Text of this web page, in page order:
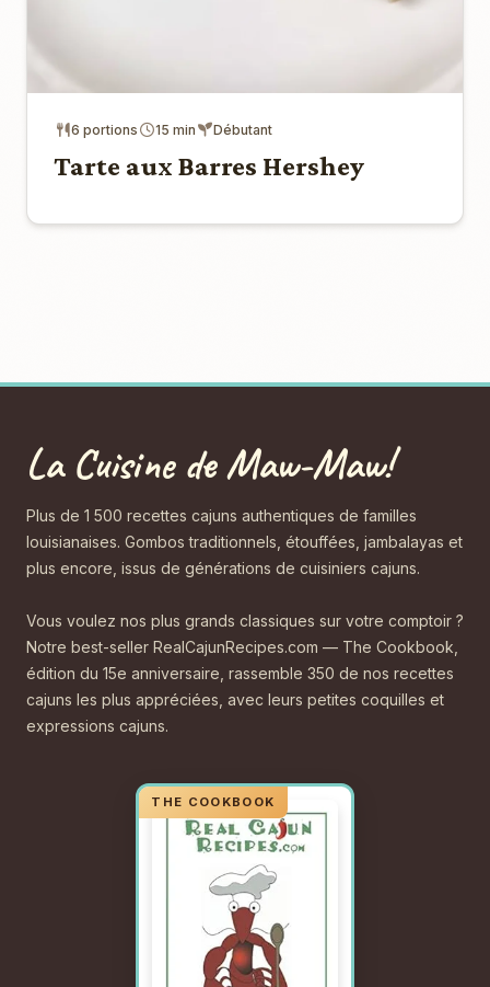
6 portions 15 min Débutant
Tarte aux Barres Hershey
La Cuisine de Maw-Maw!
Plus de 1 500 recettes cajuns authentiques de familles
louisianaises. Gombos traditionnels, étouffées, jambalayas et
plus encore, issus de générations de cuisiniers cajuns.
Vous voulez nos plus grands classiques sur votre comptoir ?
Notre best-seller RealCajunRecipes.com — The Cookbook,
édition du 15e anniversaire, rassemble 350 de nos recettes
cajuns les plus appréciées, avec leurs petites coquilles et
expressions cajuns.